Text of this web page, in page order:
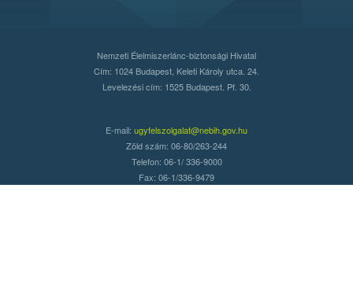
Nemzeti Élelmiszerlánc-biztonsági Hivatal
Cím: 1024 Budapest, Keleti Károly utca. 24.
Levelezési cím: 1525 Budapest. Pf. 30.
E-mail: ugyfelszolgalat@nebih.gov.hu
Zöld szám: 06-80/263-244
Telefon: 06-1/ 336-9000
Fax: 06-1/336-9479